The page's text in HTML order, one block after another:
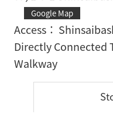
Google Map
Access
Directly Connected
Walkway